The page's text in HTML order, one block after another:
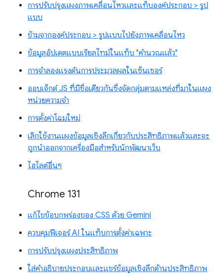
การปรับปรุงแผงภาพเคลื่อนไหวและแท็บองค์ประกอบ > รูป
แบบ
ข้ามจากองค์ประกอบ > รูปแบบไปยังภาพเคลื่อนไหว
ข้อมูลอัปเดตแบบเรียลไทม์ในแท็บ "คำนวณแล้ว"
การจำลองแรงดันการประมวลผลในเซ็นเซอร์
ออบเจ็กต์ JS ที่มีชื่อเดียวกันซึ่งจัดกลุ่มตามแหล่งที่มาในแผง
หน่วยความจำ
การตั้งค่าโฉมใหม่
เลิกใช้งานแผงข้อมูลเชิงลึกเกี่ยวกับประสิทธิภาพแล้วและจะ
ถูกนำออกจากเครื่องมือสำหรับนักพัฒนาเว็บ
ไฮไลต์อื่นๆ
Chrome 131
แก้ไขข้อบกพร่องของ CSS ด้วย Gemini
ควบคุมฟีเจอร์ AI ในแท็บการตั้งค่าเฉพาะ
การปรับปรุงแผงประสิทธิภาพ
ใส่คำอธิบายประกอบและแชร์ข้อมูลเชิงลึกด้านประสิทธิภาพ